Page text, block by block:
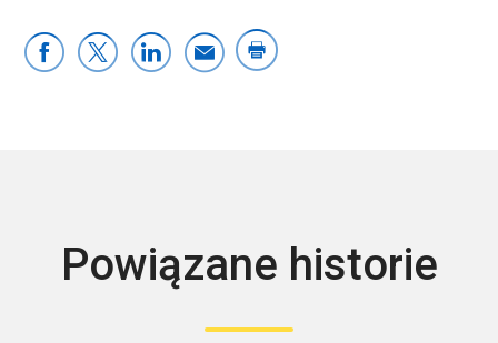
Powiązane historie